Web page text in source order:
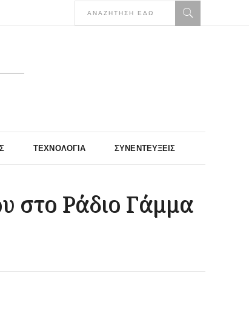
ΤΕΧΝΟΛΟΓΊΑ ΣΥΝΕΝΤΕΎΞΕΙΣ
στο Ράδιο Γάμμα